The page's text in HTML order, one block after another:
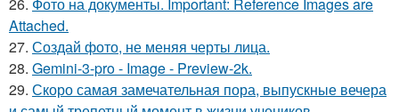
Attached.
27. Создай фото, не меняя черты лица.
28. Gemini-3-pro - Image - Preview-2k.
29. Скоро самая замечательная пора, выпускные вечера